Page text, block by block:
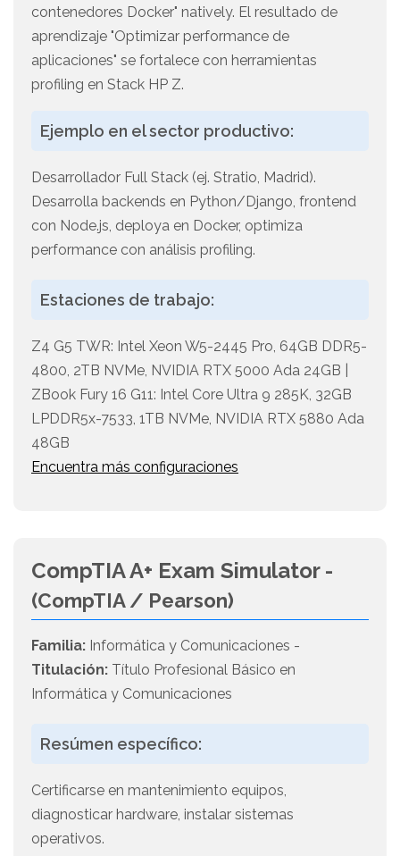
contenedores Docker" natively. El resultado de
aprendizaje "Optimizar performance de
aplicaciones" se fortalece con herramientas
profiling en Stack HP Z.
Ejemplo en el sector productivo:
Desarrollador Full Stack (ej. Stratio, Madrid).
Desarrolla backends en Python/Django, frontend
con Node.js, deploya en Docker, optimiza
performance con análisis profiling.
Estaciones de trabajo:
Z4 G5 TWR: Intel Xeon W5-2445 Pro, 64GB DDR5-
4800, 2TB NVMe, NVIDIA RTX 5000 Ada 24GB |
ZBook Fury 16 G11: Intel Core Ultra 9 285K, 32GB
LPDDR5x-7533, 1TB NVMe, NVIDIA RTX 5880 Ada
48GB
Encuentra más configuraciones
CompTIA A+ Exam Simulator -
(CompTIA / Pearson)
Familia: Informática y Comunicaciones -
Titulación: Título Profesional Básico en
Informática y Comunicaciones
Resúmen específico:
Certificarse en mantenimiento equipos,
diagnosticar hardware, instalar sistemas
operativos.